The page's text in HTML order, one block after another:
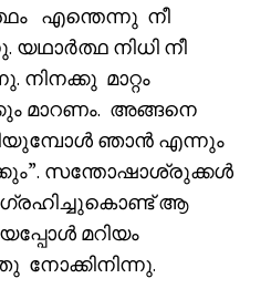
എന്തെന്നു നീ
നിധി നീ
മാറ്റം
മാറണം. അങ്ങനെ
ഞാൻ എന്നും
സന്തോഷാശ്രുക്കൾ
ആ
മറിയം
നോക്കിനിന്നു.